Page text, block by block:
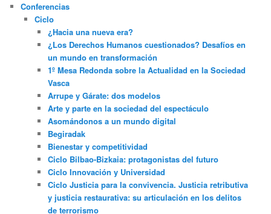
Conferencias
Ciclo
¿Hacia una nueva era?
¿Los Derechos Humanos cuestionados? Desafíos en
un mundo en transformación
1º Mesa Redonda sobre la Actualidad en la Sociedad
Vasca
Arrupe y Gárate: dos modelos
Arte y parte en la sociedad del espectáculo
Asomándonos a un mundo digital
Begiradak
Bienestar y competitividad
Ciclo Bilbao-Bizkaia: protagonistas del futuro
Ciclo Innovación y Universidad
Ciclo Justicia para la convivencia. Justicia retributiva
y justicia restaurativa: su articulación en los delitos
de terrorismo